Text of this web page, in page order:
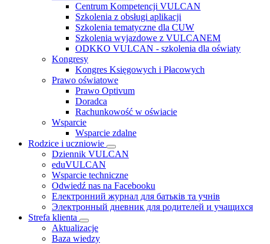
Centrum Kompetencji VULCAN
Szkolenia z obsługi aplikacji
Szkolenia tematyczne dla CUW
Szkolenia wyjazdowe z VULCANEM
ODKKO VULCAN - szkolenia dla oświaty
Kongresy
Kongres Księgowych i Płacowych
Prawo oświatowe
Prawo Optivum
Doradca
Rachunkowość w oświacie
Wsparcie
Wsparcie zdalne
Rodzice i uczniowie
Dziennik VULCAN
eduVULCAN
Wsparcie techniczne
Odwiedź nas na Facebooku
Електронний журнал для батьків та учнів
Электронный дневник для родителей и учащихся
Strefa klienta
Aktualizacje
Baza wiedzy